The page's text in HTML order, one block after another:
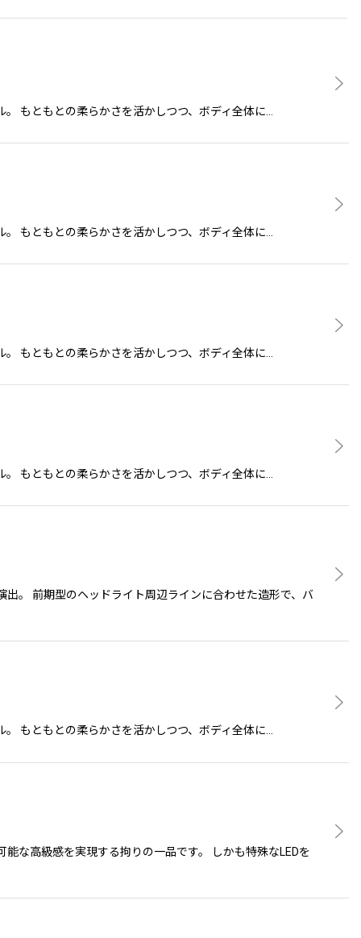
。 もともとの柔らかさを活かしつつ、ボディ全体に…
。 もともとの柔らかさを活かしつつ、ボディ全体に…
。 もともとの柔らかさを活かしつつ、ボディ全体に…
。 もともとの柔らかさを活かしつつ、ボディ全体に…
。 前期型のヘッドライト周辺ラインに合わせた造形で、バ
。 もともとの柔らかさを活かしつつ、ボディ全体に…
な高級感を実現する拘りの一品です。 しかも特殊なLEDを